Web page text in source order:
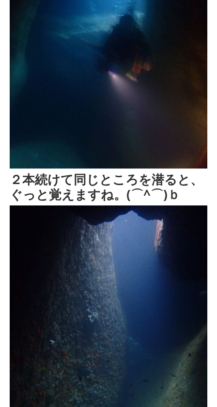
２本続けて同じところを潜ると、
ぐっと覚えますね。(⌒^⌒)ｂ